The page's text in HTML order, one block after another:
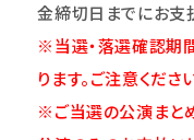
金締切日までにお支
※当選・落選確認期
ります。ご注意くださ
※ご当選の公演まと